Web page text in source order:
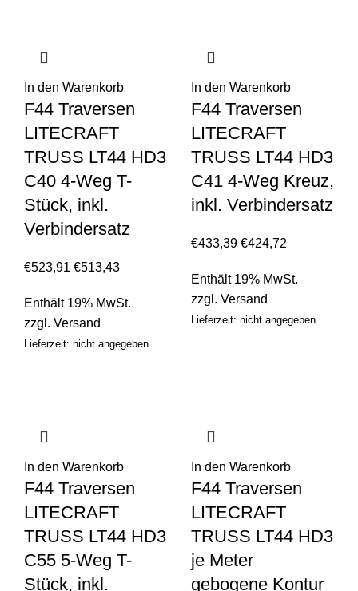
In den Warenkorb
F44 Traversen
LITECRAFT
TRUSS LT44 HD3
C40 4-Weg T-
Stück, inkl.
Verbindersatz
€523,91 €513,43
Enthält 19% MwSt.
zzgl. Versand
Lieferzeit: nicht angegeben
In den Warenkorb
F44 Traversen
LITECRAFT
TRUSS LT44 HD3
C41 4-Weg Kreuz,
inkl. Verbindersatz
€433,39 €424,72
Enthält 19% MwSt.
zzgl. Versand
Lieferzeit: nicht angegeben
In den Warenkorb
F44 Traversen
LITECRAFT
TRUSS LT44 HD3
C55 5-Weg T-
Stück, inkl.
In den Warenkorb
F44 Traversen
LITECRAFT
TRUSS LT44 HD3
je Meter
gebogene Kontur